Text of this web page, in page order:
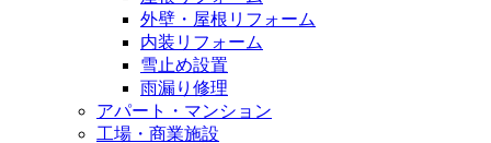
外壁・屋根リフォーム
内装リフォーム
雪止め設置
雨漏り修理
アパート・マンション
工場・商業施設